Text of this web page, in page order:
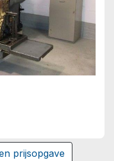
prijsopgave